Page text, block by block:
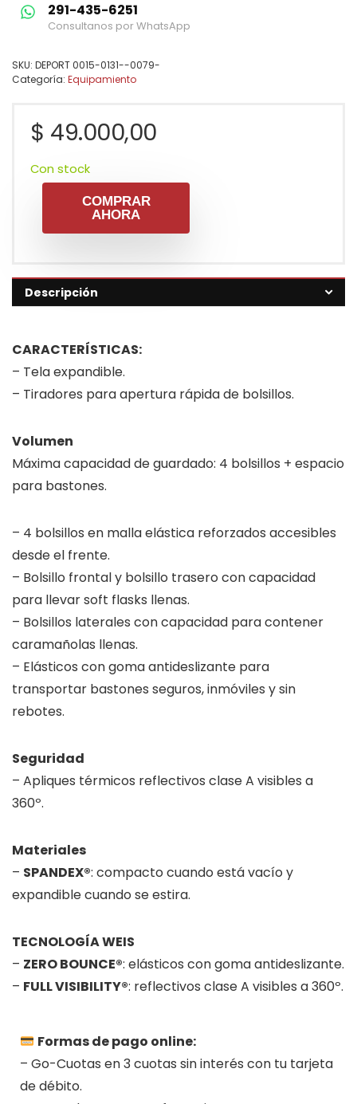
291-435-6251
Consultanos por WhatsApp
SKU: DEPORT 0015-0131--0079-
Categoría: Equipamiento
$ 49.000,00
Con stock
COMPRAR
AHORA
Descripción
CARACTERÍSTICAS:
– Tela expandible.
– Tiradores para apertura rápida de bolsillos.
Volumen
Máxima capacidad de guardado: 4 bolsillos + espacio
para bastones.
– 4 bolsillos en malla elástica reforzados accesibles
desde el frente.
– Bolsillo frontal y bolsillo trasero con capacidad
para llevar soft flasks llenas.
– Bolsillos laterales con capacidad para contener
caramañolas llenas.
– Elásticos con goma antideslizante para
transportar bastones seguros, inmóviles y sin
rebotes.
Seguridad
– Apliques térmicos reflectivos clase A visibles a
360º.
Materiales
– SPANDEX®: compacto cuando está vacío y
expandible cuando se estira.
TECNOLOGÍA WEIS
– ZERO BOUNCE®: elásticos con goma antideslizante.
– FULL VISIBILITY®: reflectivos clase A visibles a 360º.
Formas de pago online:
– Go-Cuotas en 3 cuotas sin interés con tu tarjeta
de débito.